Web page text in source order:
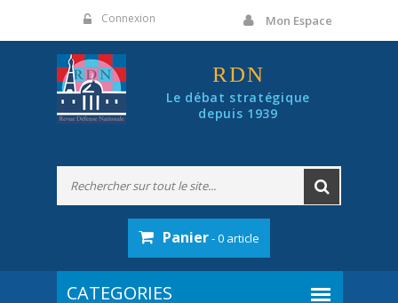
Connexion Mon Espace
RDN
Le débat stratégique
depuis 1939
Panier- 0 article